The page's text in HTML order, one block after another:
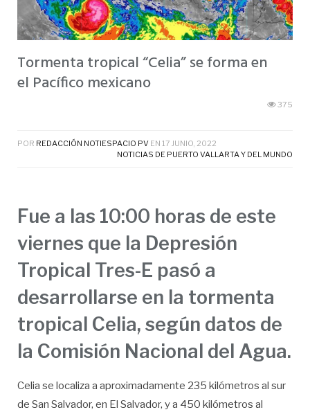
Tormenta tropical “Celia” se forma en
el Pacífico mexicano
375
POR REDACCIÓN NOTIESPACIO PV EN 17 JUNIO, 2022
NOTICIAS DE PUERTO VALLARTA Y DEL MUNDO
Fue a las 10:00 horas de este
viernes que la Depresión
Tropical Tres-E pasó a
desarrollarse en la tormenta
tropical Celia, según datos de
la Comisión Nacional del Agua.
Celia se localiza a aproximadamente 235 kilómetros al sur
de San Salvador, en El Salvador, y a 450 kilómetros al